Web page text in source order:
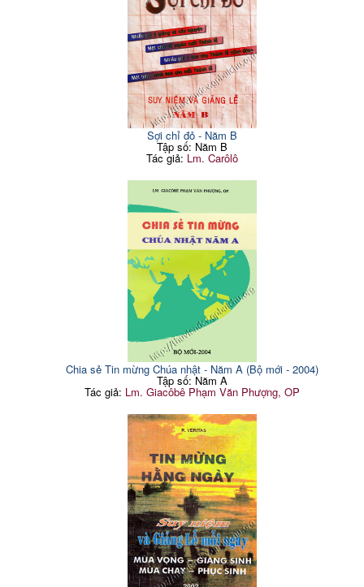
Sợi chỉ đỏ - Năm B
Tập số: Năm B
Tác giả: Lm. Carôlô
Chia sẻ Tin mừng Chúa nhật - Năm A (Bộ mới - 2004)
Tập số: Năm A
Tác giả: Lm. Giacôbê Phạm Văn Phượng, OP